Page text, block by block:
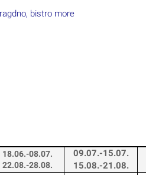
bistro more
18.06.-08.07.
22.08.-28.08.
09.07.-15.07.
15.08.-21.08.